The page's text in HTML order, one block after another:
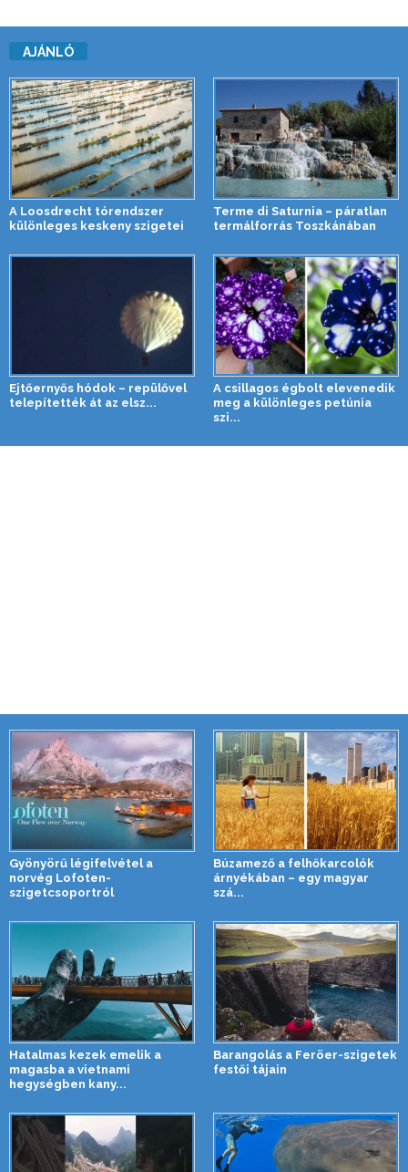
AJÁNLÓ
A Loosdrecht tórendszer
különleges keskeny szigetei
Terme di Saturnia – páratlan
termálforrás Toszkánában
Ejtőernyős hódok – repülővel
telepítették át az elsz...
A csillagos égbolt elevenedik
meg a különleges petúnia
szi...
Gyönyörű légifelvétel a
norvég Lofoten-
szigetcsoportról
Búzamező a felhőkarcolók
árnyékában – egy magyar
szá...
Hatalmas kezek emelik a
magasba a vietnami
hegységben kany...
Barangolás a Feröer-szigetek
festői tájain